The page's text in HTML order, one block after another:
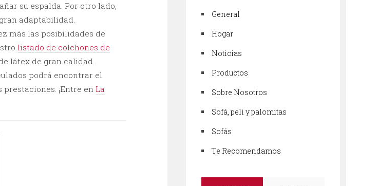
su espalda. Por otro lado,
adaptabilidad.
más las posibilidades de
listado de colchones de
látex de gran calidad.
podrá encontrar el
prestaciones. ¡Entre en La
General
Hogar
Noticias
Productos
Sobre Nosotros
Sofá, peli y palomitas
Sofás
Te Recomendamos